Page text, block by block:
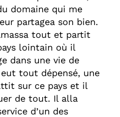
domaine qui me
partagea son bien.
tout et partit
lointain où il
dans une vie de
tout dépensé, une
sur ce pays et il
de tout. Il alla
d’un des